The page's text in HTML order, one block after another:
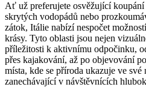
Ať už preferujete osvěžující
skrytých vodopádů nebo
zátok, Itálie nabízí nespočet
krásy. Tyto oblasti jsou nejen
příležitosti k aktivnímu odpočinku,
přes kajakování, až po objevování
místa, kde se příroda ukazuje ve
zanechávající v návštěvnících